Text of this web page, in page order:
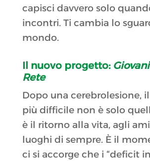
capisci davvero solo
incontri. Ti cambia lo
mondo.
Il nuovo progetto:
Rete
Dopo una cerebrolesione,
più difficile non è solo
è il ritorno alla vita, agli
luoghi di sempre. È il
ci si accorge che i “deficit